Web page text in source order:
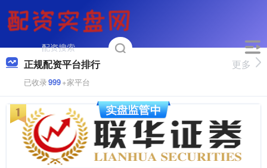
正规配资平台排行
已收录999+家平台
更多